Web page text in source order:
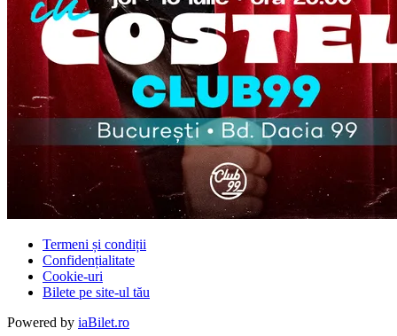
Termeni și condiții
Confidențialitate
Cookie-uri
Bilete pe site-ul tău
Powered by iaBilet.ro